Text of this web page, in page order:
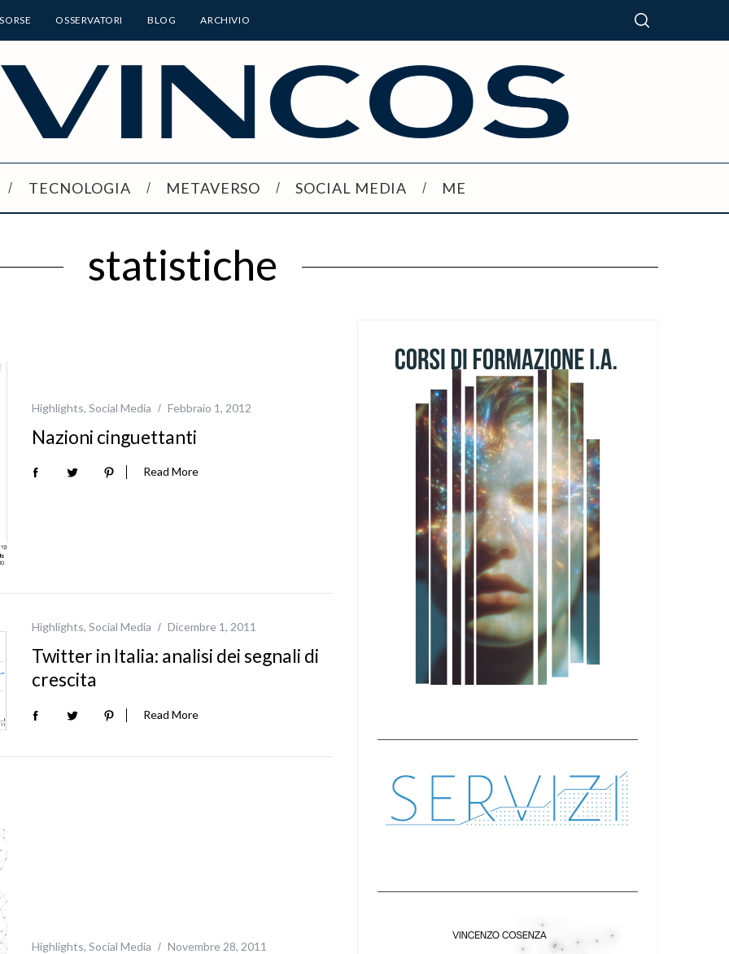
OSSERVATORI BLOG ARCHIVIO
TECNOLOGIA METAVERSO SOCIAL MEDIA ME
statistiche
Highlights, Social Media Febbraio 1, 2012
Nazioni cinguettanti
Read More
Highlights, Social Media Dicembre 1, 2011
Twitter in Italia: analisi dei segnali di
crescita
Read More
Highlights, Social Media Novembre 28, 2011